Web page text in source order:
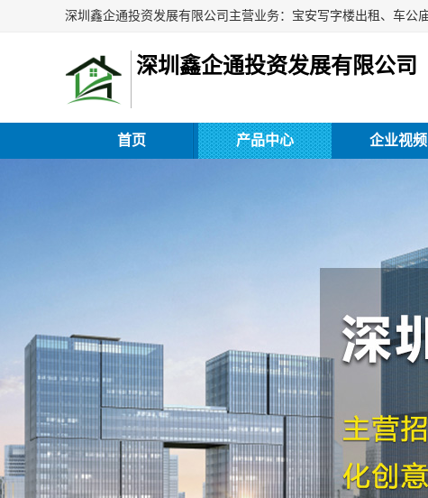
深圳鑫企通投资发展有限公司
首页 产品中心 企业视频